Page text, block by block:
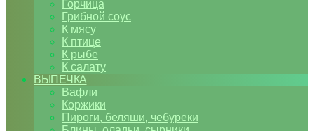
Горчица
Грибной соус
К мясу
К птице
К рыбе
К салату
ВЫПЕЧКА
Вафли
Коржики
Пироги, беляши, чебуреки